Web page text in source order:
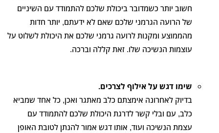
חשוב יותר כשמדובר ביכולת שלכם להתמודד עם השיניים
של הרועה הגרמני שלכם שאם לא ידעתם, יותר חדות
מהממוצע ומקנות לרועה גרמני שלכם את היכולת לשלוט על
עוצמות הנשיכה שלו. זאת קללה וברכה.
שימו דגש על אילוף לצרכים.
בדיוק לאחרונה אימצתם כלב מאתגר ואכן, כל אחד שמביא
כלב, עם ובלי קשר לדרגת היכולת שלכם להתמודד עם
עצמת הנשיכה ועוד, אותו דגש אמור להנתן לטובת האופן